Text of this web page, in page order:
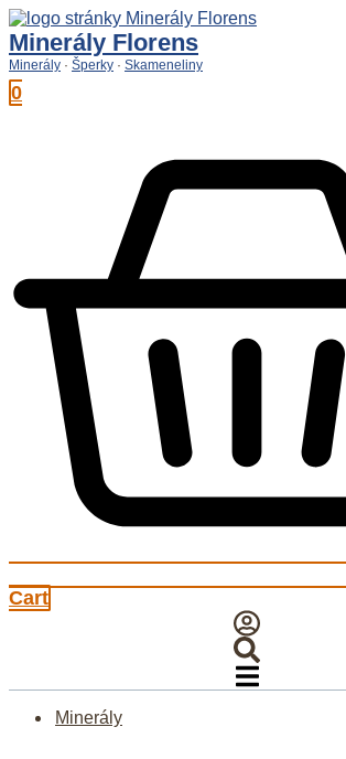
Preskočiť
na
obsah
Minerály Florens
Minerály · Šperky · Skameneliny
0
Cart
Minerály